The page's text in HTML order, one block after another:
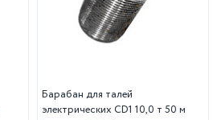
Барабан для талей
электрических CD1 10,0 т 50 м